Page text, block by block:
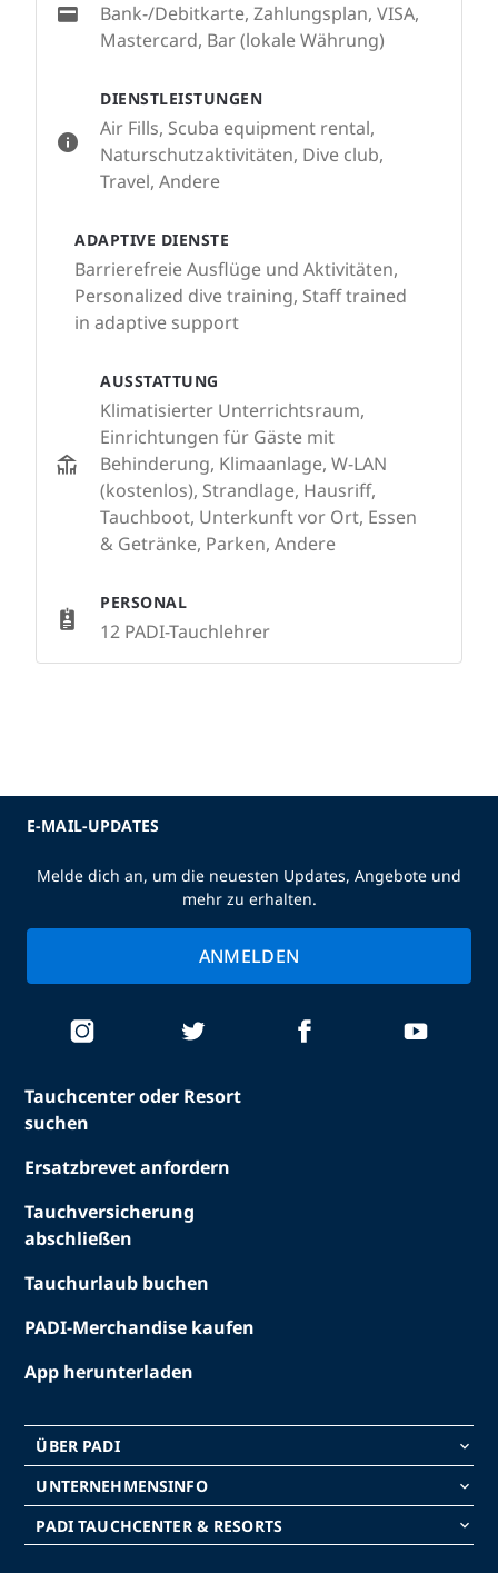
DIENSTLEISTUNGEN
Air Fills, Scuba equipment rental,
Naturschutzaktivitäten, Dive club,
Travel, Andere
ADAPTIVE DIENSTE
Barrierefreie Ausflüge und Aktivitäten,
Personalized dive training, Staff trained
in adaptive support
AUSSTATTUNG
Klimatisierter Unterrichtsraum,
Einrichtungen für Gäste mit
Behinderung, Klimaanlage, W-LAN
(kostenlos), Strandlage, Hausriff,
Tauchboot, Unterkunft vor Ort, Essen
& Getränke, Parken, Andere
PERSONAL
12 PADI-Tauchlehrer
Bank-/Debitkarte, Zahlungsplan, VISA,
Mastercard, Bar (lokale Währung)
Tauchcenter oder Resort
suchen
Ersatzbrevet anfordern
Tauchversicherung
abschließen
Tauchurlaub buchen
PADI-Merchandise kaufen
App herunterladen
ÜBER PADI keyboard_arrow_down
UNTERNEHMENSINFO keyboard_arrow_down
PADI TAUCHCENTER & RESORTS keyboard_arrow_down
E-MAIL-UPDATES
Melde dich an, um die neuesten Updates, Angebote und
mehr zu erhalten.
ANMELDEN